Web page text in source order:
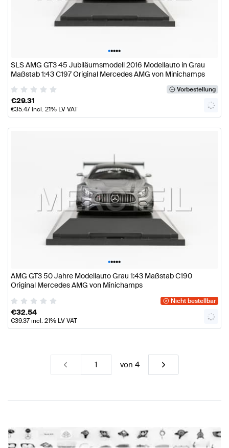
•••••
SLS AMG GT3 45 Jubiläumsmodell 2016 Modellauto in Grau
Maßstab 1:43 C197 Original Mercedes AMG von Minichamps
Vorbestellung
€29.31
€35.47incl. 21% LV VAT
•••••
AMG GT3 50 Jahre Modellauto Grau 1:43 Maßstab C190
Original Mercedes AMG von Minichamps
Nicht bestellbar
€32.54
€39.37incl. 21% LV VAT
von 4